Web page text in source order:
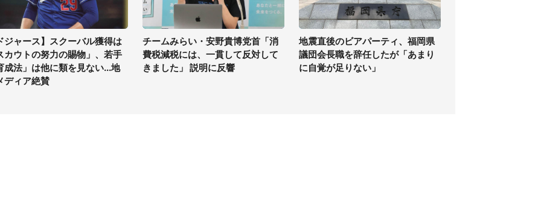
ジャース】スクーバル獲得は
カウトの努力の賜物」、若手
成法」は他に類を見ない...地
ディア絶賛
チームみらい・安野貴博党首「消
費税減税には、一貫して反対して
きました」 説明に反響
地震直後のビアパーティ、福岡県
議団会長職を辞任したが「あまり
に自覚が足りない」